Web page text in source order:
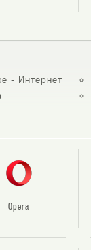
- Интернет
Opera